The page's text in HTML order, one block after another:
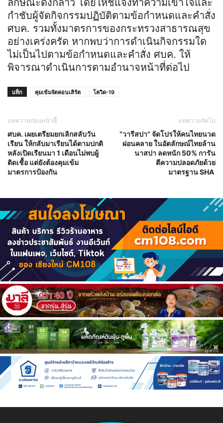
กำชับผู้จัดกิจกรรมปฏิบัติตามข้อกำหนดและคำสั่ง
ศบค. รวมทั้งมาตรการของกระทรวงสาธารณสุข
อย่างเคร่งครัด หากพบว่าการดำเนินกิจกรรมใด
ไม่เป็นไปตามข้อกำหนดและคำสั่ง ศบค. ให้
พิจารณาดำเนินการตามอำนาจหน้าที่ต่อไป
แท็ก คุมเข้มจัดคอนเสิร์ต โควิด-19
บทความก่อนหน้านี้
ศบค. เผยเตรียมยกเลิกสลับวัน
เรียน ให้กลับมาเรียนได้ตามปกติ
หลังเปิดเรียนมา 1 เดือนไม่พบผู้
ติดเชื้อ แต่ยังต้องคุมเข้ม
มาตรการป้องกัน
บทความถัดไป
“วารีสปา” จัดโปรให้คนไทยนวด
ผ่อนคลาย ในอัตลักษณ์ไทยล้าน
นาสปา ลดหนัก 50% การัน
ตีความปลอดภัยด้วย
มาตรฐาน SHA